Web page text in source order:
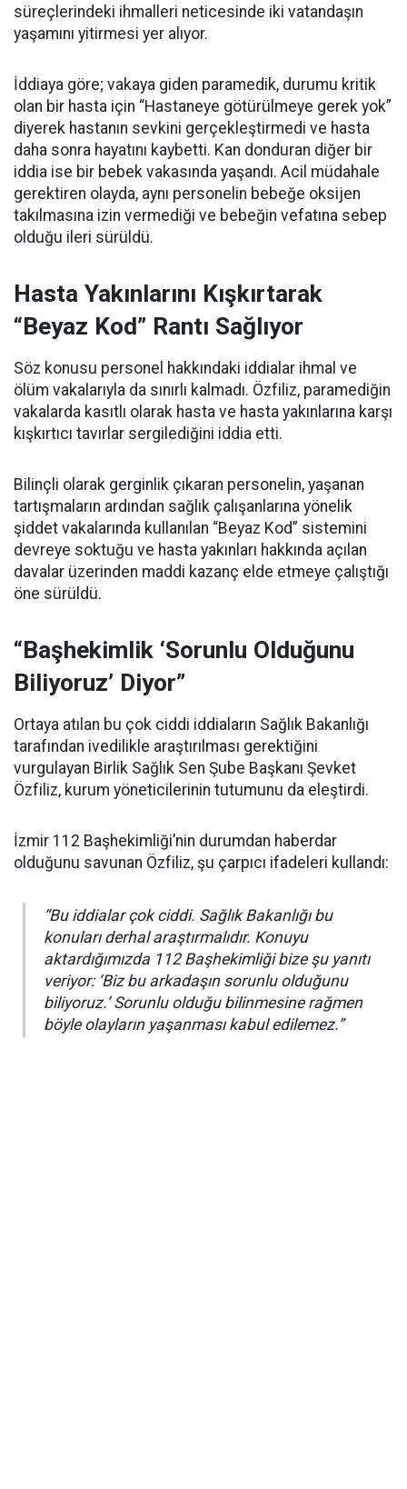
süreçlerindeki ihmalleri neticesinde iki vatandaşın
yaşamını yitirmesi yer alıyor.
İddiaya göre; vakaya giden paramedik, durumu kritik
olan bir hasta için “Hastaneye götürülmeye gerek yok”
diyerek hastanın sevkini gerçekleştirmedi ve hasta
daha sonra hayatını kaybetti. Kan donduran diğer bir
iddia ise bir bebek vakasında yaşandı. Acil müdahale
gerektiren olayda, aynı personelin bebeğe oksijen
takılmasına izin vermediği ve bebeğin vefatına sebep
olduğu ileri sürüldü.
Hasta Yakınlarını Kışkırtarak
“Beyaz Kod” Rantı Sağlıyor
Söz konusu personel hakkındaki iddialar ihmal ve
ölüm vakalarıyla da sınırlı kalmadı. Özfiliz, paramediğin
vakalarda kasıtlı olarak hasta ve hasta yakınlarına karşı
kışkırtıcı tavırlar sergilediğini iddia etti.
Bilinçli olarak gerginlik çıkaran personelin, yaşanan
tartışmaların ardından sağlık çalışanlarına yönelik
şiddet vakalarında kullanılan “Beyaz Kod” sistemini
devreye soktuğu ve hasta yakınları hakkında açılan
davalar üzerinden maddi kazanç elde etmeye çalıştığı
öne sürüldü.
“Başhekimlik ‘Sorunlu Olduğunu
Biliyoruz’ Diyor”
Ortaya atılan bu çok ciddi iddiaların Sağlık Bakanlığı
tarafından ivedilikle araştırılması gerektiğini
vurgulayan Birlik Sağlık Sen Şube Başkanı Şevket
Özfiliz, kurum yöneticilerinin tutumunu da eleştirdi.
İzmir 112 Başhekimliği’nin durumdan haberdar
olduğunu savunan Özfiliz, şu çarpıcı ifadeleri kullandı:
“Bu iddialar çok ciddi. Sağlık Bakanlığı bu
konuları derhal araştırmalıdır. Konuyu
aktardığımızda 112 Başhekimliği bize şu yanıtı
veriyor: ‘Biz bu arkadaşın sorunlu olduğunu
biliyoruz.’ Sorunlu olduğu bilinmesine rağmen
böyle olayların yaşanması kabul edilemez.”